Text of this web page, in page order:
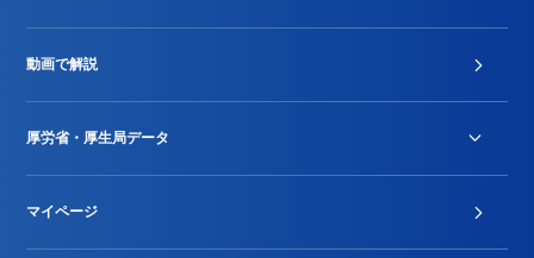
Stu-GEレポート
動画で解説
厚労省・厚生局データ
マイページ